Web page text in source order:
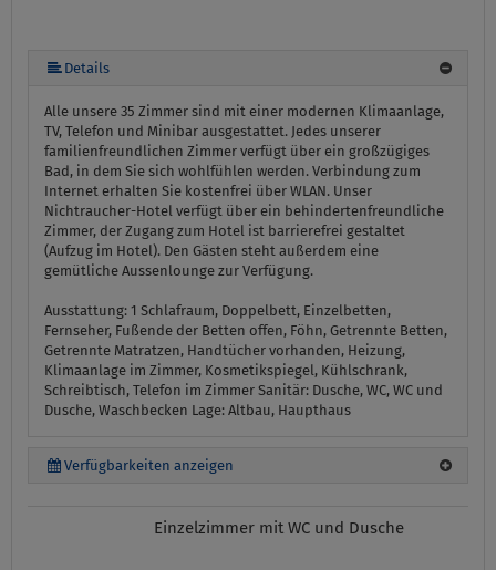
Details
Alle unsere 35 Zimmer sind mit einer modernen Klimaanlage,
TV, Telefon und Minibar ausgestattet. Jedes unserer
familienfreundlichen Zimmer verfügt über ein großzügiges
Bad, in dem Sie sich wohlfühlen werden. Verbindung zum
Internet erhalten Sie kostenfrei über WLAN. Unser
Nichtraucher-Hotel verfügt über ein behindertenfreundliche
Zimmer, der Zugang zum Hotel ist barrierefrei gestaltet
(Aufzug im Hotel). Den Gästen steht außerdem eine
gemütliche Aussenlounge zur Verfügung.
Ausstattung: 1 Schlafraum, Doppelbett, Einzelbetten,
Fernseher, Fußende der Betten offen, Föhn, Getrennte Betten,
Getrennte Matratzen, Handtücher vorhanden, Heizung,
Klimaanlage im Zimmer, Kosmetikspiegel, Kühlschrank,
Schreibtisch, Telefon im Zimmer Sanitär: Dusche, WC, WC und
Dusche, Waschbecken Lage: Altbau, Haupthaus
Verfügbarkeiten anzeigen
Einzelzimmer mit WC und Dusche